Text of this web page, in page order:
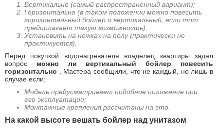
Вертикально (самый распространенный вариант);
Горизонтально (в таком положении можно повесить
горизонтальный бойлер и вертикальный, если тот
предполагает такую возможность);
Установить на ножках на полу (практически не
практикуется).
Перед покупкой водонагревателя владелец квартиры задал
вопрос можно ли вертикальный бойлер повесить
горизонтально . Мастера сообщили, что не каждый, но лишь в
случае если:
Модель предусматривает подобное положение при
его эксплуатации;
Монтажные крепления рассчитаны на это.
На какой высоте вешать бойлер над унитазом